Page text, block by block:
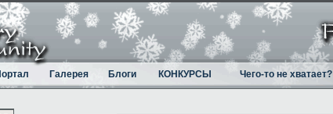
Галерея Блоги КОНКУРСЫ Чего-то не хватает?